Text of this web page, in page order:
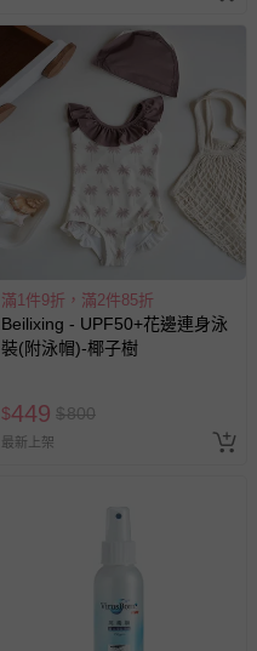
滿1件9折，滿2件85折
Beilixing - UPF50+花邊連身泳
裝(附泳帽)-椰子樹
$449 $800
最新上架